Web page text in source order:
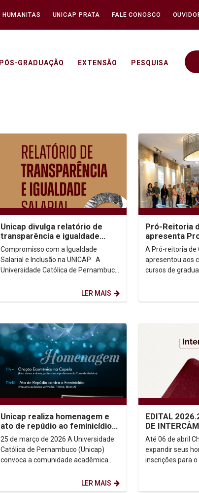
HUMANITAS UNICAP PRATA FALE CONOSCO
PÓS-GRADUAÇÃO EXTENSÃO PESQUISA
Unicap divulga relatório de
transparência e igualdade
salarial
Compromisso com a Igualdade
Salarial e Inclusão na UNICAP A
Universidade Católica de Pernambuco
LER MAIS
Pró-Reitoria
apresenta
para
A Pró-reitoria de
apresentou aos
cursos de
Unicap realiza homenagem e
ato de repúdio ao feminicídio
nesta quarta-feira (25)
25 de março de 2026 A Universidade
Católica de Pernambuco (Unicap)
convoca a comunidade acadêmica
estudante Isabel Santos e...LER MAIS
EDITAL
DE
- UNICAP
Até 06 de abril Chegou a hora de
expandir seus
inscrições para